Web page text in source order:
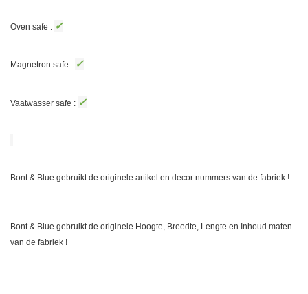
Oven safe : ✓
Magnetron safe : ✓
Vaatwasser safe : ✓
Bont & Blue gebruikt de originele artikel en decor nummers van de fabriek !
Bont & Blue gebruikt de originele Hoogte, Breedte, Lengte en Inhoud maten
van de fabriek !